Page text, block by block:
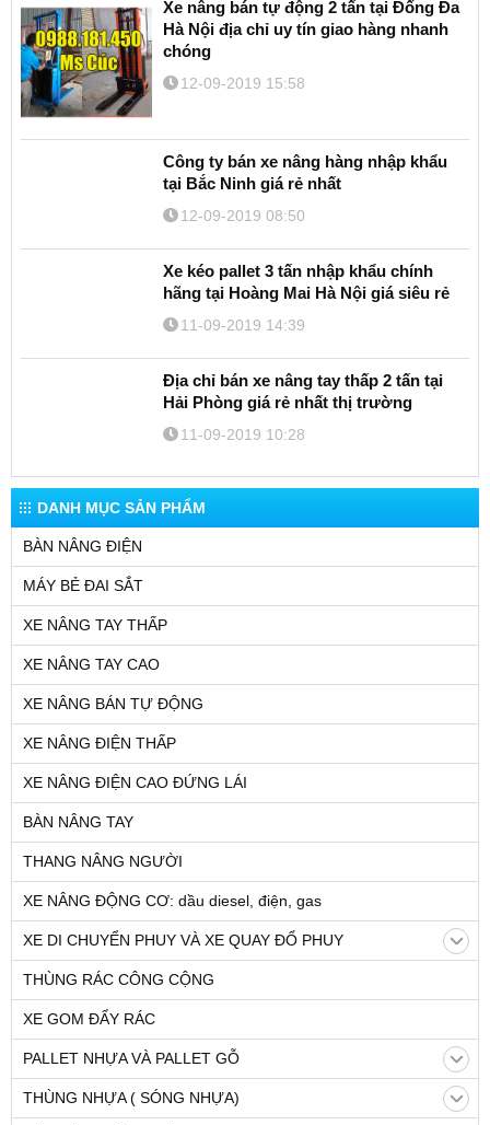
DANH MỤC SẢN PHẨM
BÀN NÂNG ĐIỆN
MÁY BẺ ĐAI SẮT
XE NÂNG TAY THẤP
XE NÂNG TAY CAO
XE NÂNG BÁN TỰ ĐỘNG
XE NÂNG ĐIỆN THẤP
XE NÂNG ĐIỆN CAO ĐỨNG LÁI
BÀN NÂNG TAY
THANG NÂNG NGƯỜI
XE NÂNG ĐỘNG CƠ: dầu diesel, điện, gas
XE DI CHUYỂN PHUY VÀ XE QUAY ĐỔ PHUY
THÙNG RÁC CÔNG CỘNG
Xe nâng bán tự động 2 tấn tại Đống Đa
Hà Nội địa chỉ uy tín giao hàng nhanh
chóng
12-09-2019 15:58
Công ty bán xe nâng hàng nhập khẩu
tại Bắc Ninh giá rẻ nhất
12-09-2019 08:50
Xe kéo pallet 3 tấn nhập khẩu chính
hãng tại Hoàng Mai Hà Nội giá siêu rẻ
11-09-2019 14:39
Hải Phòng giá rẻ nhất thị trường
11-09-2019 10:28